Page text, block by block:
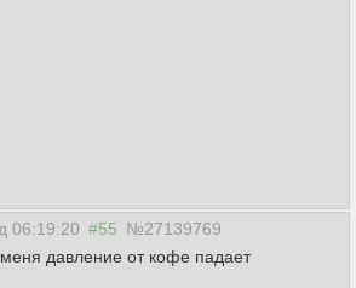
06:19:20 #55 №27139769
давление от кофе падает